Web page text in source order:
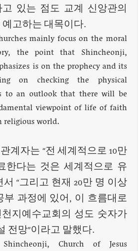
고 있는 점도 교계 신앙관의
고하는 대목이다.
mainly focus on the moral
the point that Shincheonji,
is on the prophecy and its
on checking the physical
to an outlook that there will be
viewpoint of life of faith
world.
계자는 “전 세계적으로 10만
한다는 것은 세계적으로 유
서 “그리고 현재 20만 명 이상
부 과정에 있어, 이 흐름대로
지예수교회의 성도 숫자가
전망”이라고 말했다.
Church of Jesus